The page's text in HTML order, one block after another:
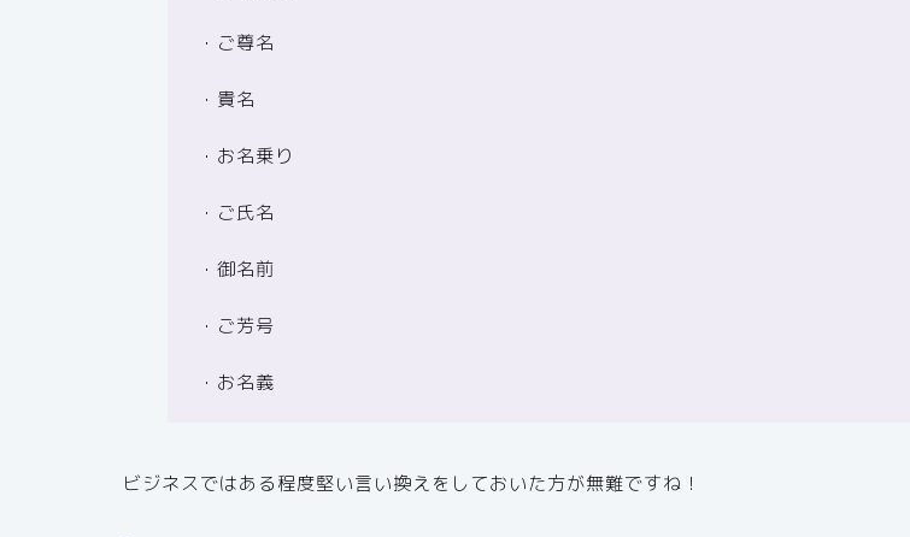
・ご尊名
・貴名
・お名乗り
・ご氏名
・御名前
・ご芳号
・お名義
ビジネスではある程度堅い言い換えをしておいた方が無難ですね！